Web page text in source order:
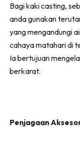
Bagi kaki casting,
anda gunakan
yang mengandungi
cahaya matahari di
Ia bertujuan
berkarat.
Penjagaan